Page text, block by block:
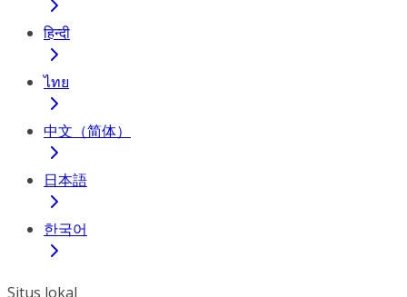
हिन्दी
ไทย
中文（简体）
日本語
한국어
Situs lokal